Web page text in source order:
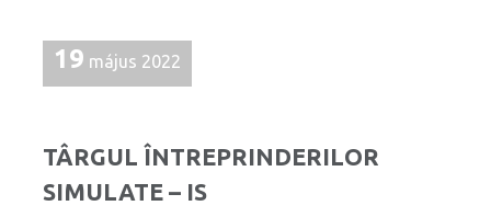
19 május 2022
TÂRGUL ÎNTREPRINDERILOR
SIMULATE – IS